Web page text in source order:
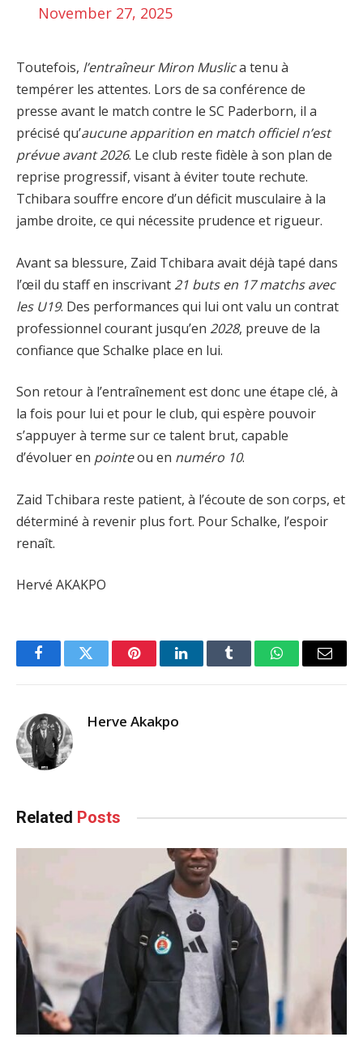
November 27, 2025
Toutefois, l’entraîneur Miron Muslica tenu à
tempérer les attentes. Lors de sa conférence de
presse avant le match contre le SC Paderborn, il a
précisé qu’aucune apparition en match officiel n’est
prévue avant 2026. Le club reste fidèle à son plan de
reprise progressif, visant à éviter toute rechute.
Tchibara souffre encore d’un déficit musculaire à la
jambe droite, ce qui nécessite prudence et rigueur.
Avant sa blessure, Zaid Tchibara avait déjà tapé dans
l’œil du staff en inscrivant 21 buts en 17 matchs avec
les U19. Des performances qui lui ont valu un contrat
professionnel courant jusqu’en 2028, preuve de la
confiance que Schalke place en lui.
Son retour à l’entraînement est donc une étape clé, à
la fois pour lui et pour le club, qui espère pouvoir
s’appuyer à terme sur ce talent brut, capable
d’évoluer en pointeou en numéro 10.
Zaid Tchibara reste patient, à l’écoute de son corps, et
déterminé à revenir plus fort. Pour Schalke, l’espoir
renaît.
Hervé AKAKPO
FacebookTwitter PinterestLinkedInTumblr WhatsAppEmail
Herve Akakpo
Related Posts